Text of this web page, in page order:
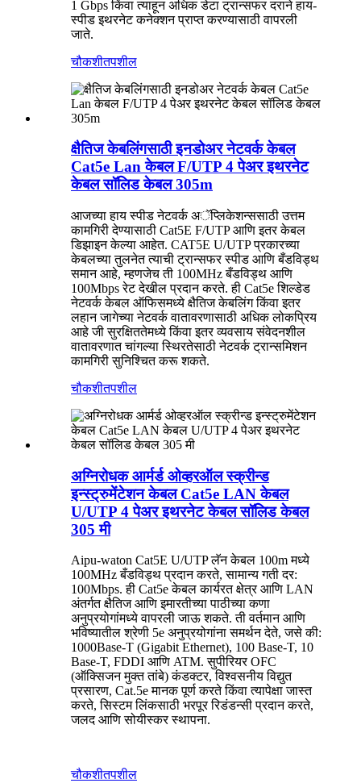
1 Gbps किंवा त्याहून अधिक डेटा ट्रान्सफर दराने हाय-
स्पीड इथरनेट कनेक्शन प्राप्त करण्यासाठी वापरली
जाते.
चौकशीतपशील
क्षैतिज केबलिंगसाठी इनडोअर नेटवर्क केबल
Cat5e Lan केबल F/UTP 4 पेअर इथरनेट
केबल सॉलिड केबल 305m
आजच्या हाय स्पीड नेटवर्क अॅप्लिकेशन्ससाठी उत्तम
कामगिरी देण्यासाठी Cat5E F/UTP आणि इतर केबल
डिझाइन केल्या आहेत. CAT5E U/UTP प्रकारच्या
केबलच्या तुलनेत त्याची ट्रान्सफर स्पीड आणि बँडविड्थ
समान आहे, म्हणजेच ती 100MHz बँडविड्थ आणि
100Mbps रेट देखील प्रदान करते. ही Cat5e शिल्डेड
नेटवर्क केबल ऑफिसमध्ये क्षैतिज केबलिंग किंवा इतर
लहान जागेच्या नेटवर्क वातावरणासाठी अधिक लोकप्रिय
आहे जी सुरक्षिततेमध्ये किंवा इतर व्यवसाय संवेदनशील
वातावरणात चांगल्या स्थिरतेसाठी नेटवर्क ट्रान्समिशन
कामगिरी सुनिश्चित करू शकते.
चौकशीतपशील
अग्निरोधक आर्मर्ड ओव्हरऑल स्क्रीन्ड
इन्स्ट्रुमेंटेशन केबल Cat5e LAN केबल
U/UTP 4 पेअर इथरनेट केबल सॉलिड केबल
305 मी
Aipu-waton Cat5E U/UTP लॅन केबल 100m मध्ये
100MHz बँडविड्थ प्रदान करते, सामान्य गती दर:
100Mbps. ही Cat5e केबल कार्यरत क्षेत्र आणि LAN
अंतर्गत क्षैतिज आणि इमारतीच्या पाठीच्या कणा
अनुप्रयोगांमध्ये वापरली जाऊ शकते. ती वर्तमान आणि
भविष्यातील श्रेणी 5e अनुप्रयोगांना समर्थन देते, जसे की:
1000Base-T (Gigabit Ethernet), 100 Base-T, 10
Base-T, FDDI आणि ATM. सुपीरियर OFC
(ऑक्सिजन मुक्त तांबे) कंडक्टर, विश्वसनीय विद्युत
प्रसारण, Cat.5e मानक पूर्ण करते किंवा त्यापेक्षा जास्त
करते, सिस्टम लिंकसाठी भरपूर रिडंडन्सी प्रदान करते,
जलद आणि सोयीस्कर स्थापना.
चौकशीतपशील